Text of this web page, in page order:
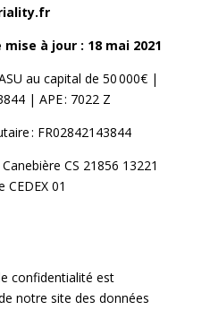
à jour : 18 mai 2021
au capital de 50000€ |
| APE: 7022 Z
: FR02842143844
CS 21856 13221
CEDEX 01
confidentialité est
notre site des données